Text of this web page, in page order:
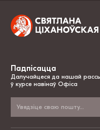
Падпісацца
Далучайцеся да нашай
ў курсе навінаў Офіса